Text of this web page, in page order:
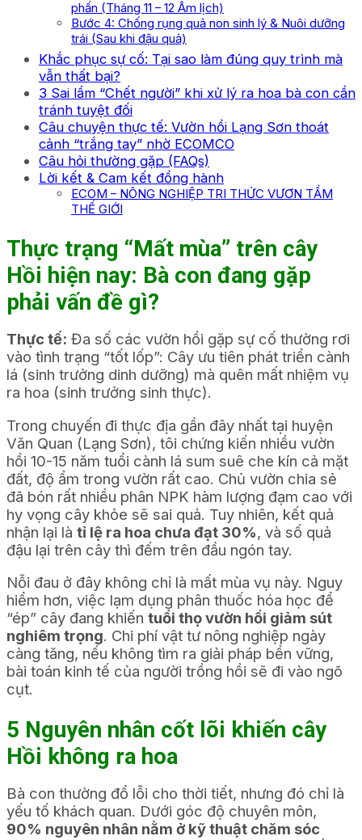
phấn (Tháng 11 – 12 Âm lịch)
Bước 4: Chống rụng quả non sinh lý & Nuôi dưỡng
trái (Sau khi đậu quả)
Khắc phục sự cố: Tại sao làm đúng quy trình mà
vẫn thất bại?
3 Sai lầm “Chết người” khi xử lý ra hoa bà con cần
tránh tuyệt đối
Câu chuyện thực tế: Vườn hồi Lạng Sơn thoát
cảnh “trắng tay” nhờ ECOMCO
Câu hỏi thường gặp (FAQs)
Lời kết & Cam kết đồng hành
ECOM – NÔNG NGHIỆP TRI THỨC VƯƠN TẦM
THẾ GIỚI
Thực trạng “Mất mùa” trên cây
Hồi hiện nay: Bà con đang gặp
phải vấn đề gì?
Thực tế: Đa số các vườn hồi gặp sự cố thường rơi
vào tình trạng “tốt lốp”: Cây ưu tiên phát triển cành
lá (sinh trưởng dinh dưỡng) mà quên mất nhiệm vụ
ra hoa (sinh trưởng sinh thực).
Trong chuyến đi thực địa gần đây nhất tại huyện
Văn Quan (Lạng Sơn), tôi chứng kiến nhiều vườn
hồi 10-15 năm tuổi cành lá sum suê che kín cả mặt
đất, độ ẩm trong vườn rất cao. Chủ vườn chia sẻ
đã bón rất nhiều phân NPK hàm lượng đạm cao với
hy vọng cây khỏe sẽ sai quả. Tuy nhiên, kết quả
nhận lại là tỉ lệ ra hoa chưa đạt 30%, và số quả
đậu lại trên cây thì đếm trên đầu ngón tay.
Nỗi đau ở đây không chỉ là mất mùa vụ này. Nguy
hiểm hơn, việc lạm dụng phân thuốc hóa học để
“ép” cây đang khiến tuổi thọ vườn hồi giảm sút
nghiêm trọng. Chi phí vật tư nông nghiệp ngày
càng tăng, nếu không tìm ra giải pháp bền vững,
bài toán kinh tế của người trồng hồi sẽ đi vào ngõ
cụt.
5 Nguyên nhân cốt lõi khiến cây
Hồi không ra hoa
Bà con thường đổ lỗi cho thời tiết, nhưng đó chỉ là
yếu tố khách quan. Dưới góc độ chuyên môn,
90% nguyên nhân nằm ở kỹ thuật chăm sóc